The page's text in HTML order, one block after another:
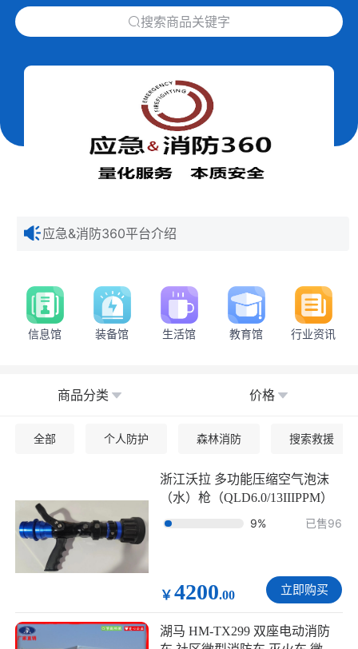
搜索商品关键字
下拉刷新
应急&消防360平台介绍
信息馆 装备馆 生活馆 教育馆 行业资讯
商品分类 价格
全部 个人防护 森林消防 搜索救援
浙江沃拉 多功能压缩空气泡沫
（水）枪（QLD6.0/13IIIPPM）
9%
已售96
￥ 4200.00 立即购买
湖马 HM-TX299 双座电动消防